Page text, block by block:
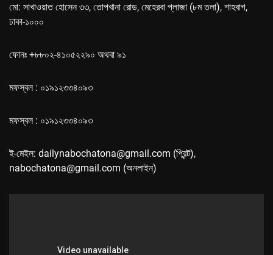
মো: সাখাওয়াত হোসেন ৩৩, তোপখানা রোড, মেহেরবা প্লাজা (৮ম তলা), শাহবাগ,
ঢাকা-১০০০
ফোনঃ +৮৮০২-৪১০৫২২৯০ অথবা ৯১
মফস্বল : ০১৯১২৩৩৪০৯৩
মফস্বল : ০১৯১২৩৩৪০৯৩
ই-মেইল: dailynabochatona@gmail.com (প্রিন্ট),
nabochatona@gmail.com (অনলাইন)